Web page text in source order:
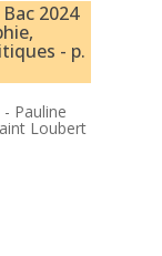
2024
- p.
- Pauline
Loubert